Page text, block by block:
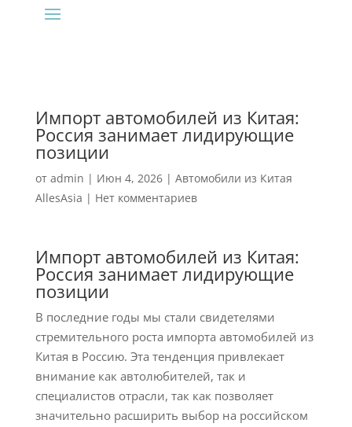
Импорт автомобилей из Китая:
Россия занимает лидирующие
позиции
от admin | Июн 4, 2026| Автомобили из Китая
AllesAsia | Нет комментариев
Импорт автомобилей из Китая:
Россия занимает лидирующие
позиции
В последние годы мы стали свидетелями
стремительного роста импорта автомобилей из
Китая в Россию. Эта тенденция привлекает
внимание как автолюбителей, так и
специалистов отрасли, так как позволяет
значительно расширить выбор на российском